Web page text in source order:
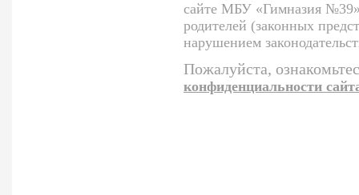
сайте МБУ «Гимназия
родителей (законных
нарушением
Пожалуйста,
конфиденциальности